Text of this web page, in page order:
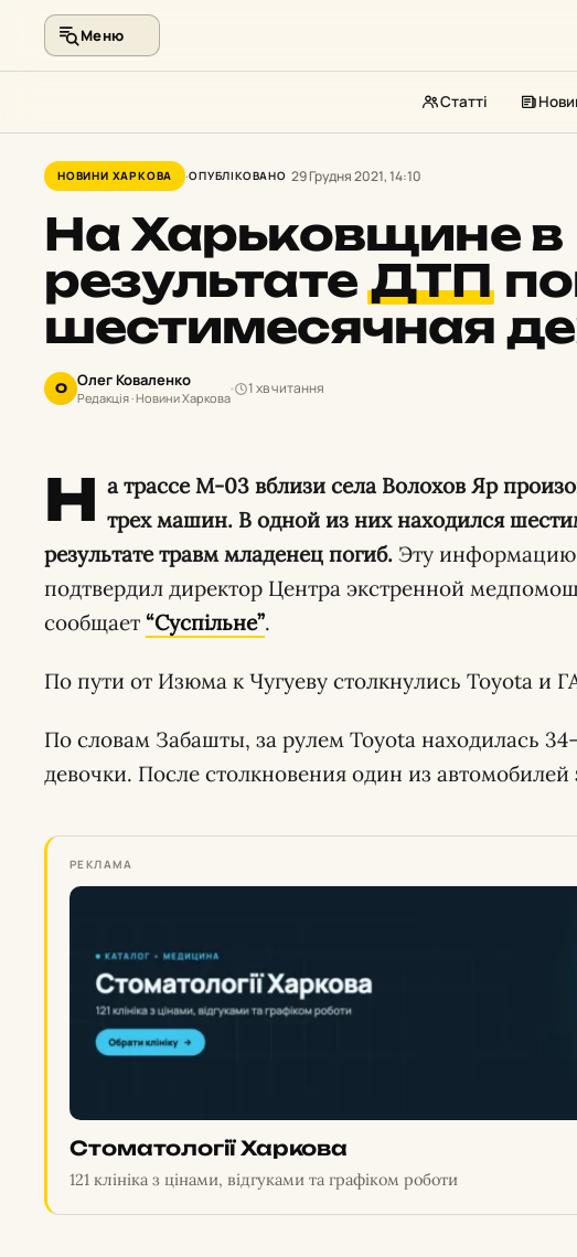
контенту
Меню
Статті
НОВИНИ ХАРКОВА ОПУБЛІКОВАНО 29 Грудня 2021, 14:10
На Харьковщине в
результатеДТП
шестимесячная
О Олег Коваленко
Редакція · Новини Харкова
1 хв читання
Н а трассе М-03 вблизи села Волохов Яр
трех машин. В одной из них находился
результате травм младенец погиб. Эту
подтвердил директор Центра экстренной
сообщает “Суспільне”.
По пути от Изюма к Чугуеву столкнулись Toyota и
По словам Забашты, за рулем Toyota находилась
девочки. После столкновения один из автомобилей
РЕКЛАМА
Стоматології Харкова
121 клініка з цінами, відгуками та графіком роботи